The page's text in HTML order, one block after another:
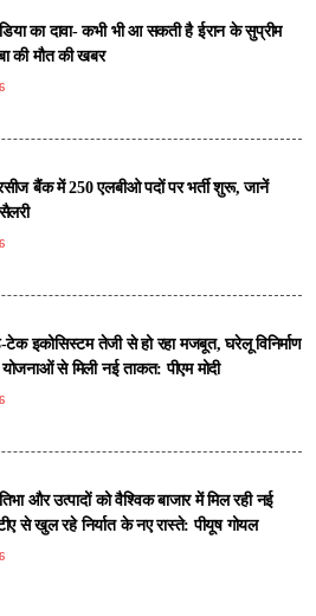
का दावा- कभी भी आ सकती है ईरान के सुप्रीम
की मौत की खबर
बैंक में 250 एलबीओ पदों पर भर्ती शुरू, जानें
इकोसिस्टम तेजी से हो रहा मजबूत, घरेलू विनिर्माण
से मिली नई ताकत: पीएम मोदी
और उत्पादों को वैश्विक बाजार में मिल रही नई
से खुल रहे निर्यात के नए रास्ते: पीयूष गोयल